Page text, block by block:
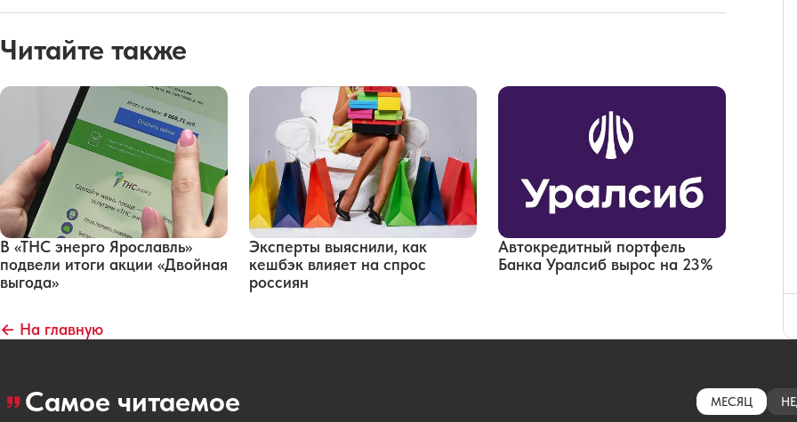
Читайте также
В «ТНС энерго Ярославль»
подвели итоги акции «Двойная
выгода»
Эксперты выяснили, как
кешбэк влияет на спрос
россиян
Автокредитный портфель
Банка Уралсиб вырос на 23%
← На главную
Самое читаемое МЕСЯЦ